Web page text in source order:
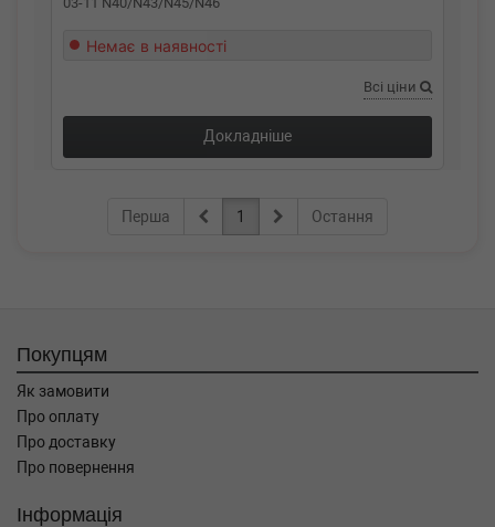
Немає в наявності
Всі ціни
Докладніше
Перша 1 Остання
Покупцям
Як замовити
Про оплату
Про доставку
Про повернення
Інформація